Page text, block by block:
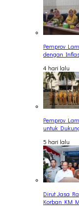
Pemprov
dengan
4 hari lalu
Pemprov
untuk
5 hari lalu
Dirut Jasa
Korban KM